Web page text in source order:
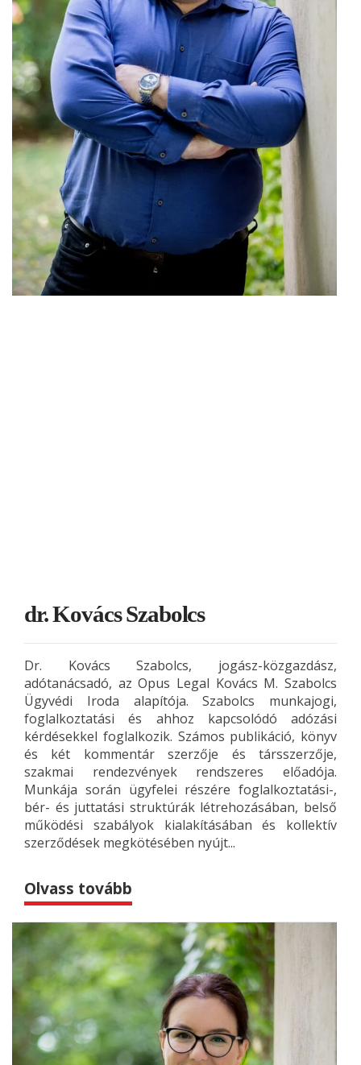
dr. Kovács Szabolcs
Dr. Kovács Szabolcs, jogász-közgazdász,
adótanácsadó, az Opus Legal Kovács M. Szabolcs
Ügyvédi Iroda alapítója. Szabolcs munkajogi,
foglalkoztatási és ahhoz kapcsolódó adózási
kérdésekkel foglalkozik. Számos publikáció, könyv
és két kommentár szerzője és társszerzője,
szakmai rendezvények rendszeres előadója.
Munkája során ügyfelei részére foglalkoztatási-,
bér- és juttatási struktúrák létrehozásában, belső
működési szabályok kialakításában és kollektív
szerződések megkötésében nyújt...
Olvass tovább